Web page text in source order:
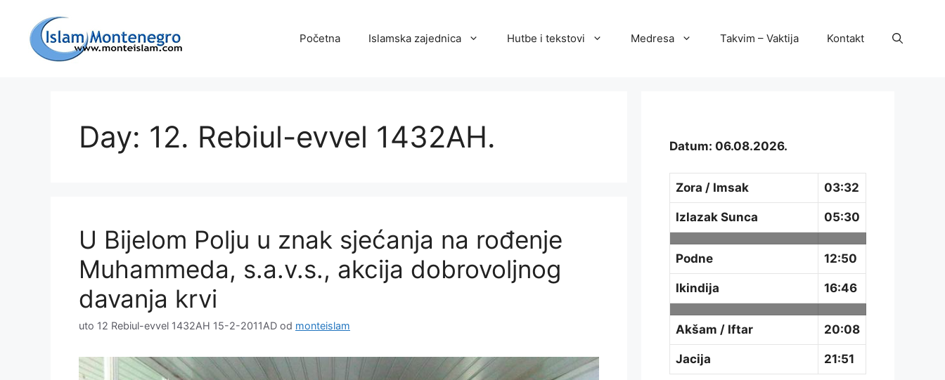
sadržaj
Početna Islamska zajednica Hutbe i tekstovi Medresa Takvim – Vaktija Kontakt
Day: 12. Rebiul-evvel 1432AH.
U Bijelom Polju u znak sjećanja na rođenje
Muhammeda, s.a.v.s., akcija dobrovoljnog
davanja krvi
uto 12 Rebiul-evvel 1432AH 15-2-2011AD od monteislam
Datum: 06.08.2026.
Zora / Imsak 03:32
Izlazak Sunca 05:30
Podne 12:50
Ikindija 16:46
Akšam / Iftar 20:08
Jacija 21:51